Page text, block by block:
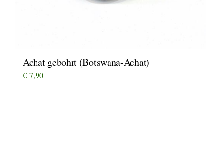
Achat gebohrt (Botswana-Achat)
€ 7,90